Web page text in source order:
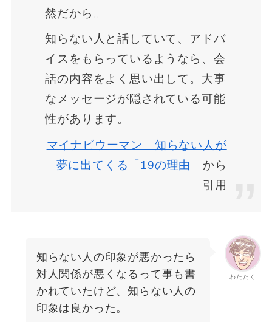
然だから。
知らない人と話していて、アドバ
イスをもらっているようなら、会
話の内容をよく思い出して。大事
なメッセージが隠されている可能
性があります。
マイナビウーマン 知らない人が
夢に出てくる「19の理由」 から
引用
わたたく
知らない人の印象が悪かったら
対人関係が悪くなるって事も書
かれていたけど、知らない人の
印象は良かった。